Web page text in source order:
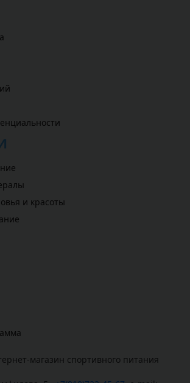
и красоты
магазин спортивного питания